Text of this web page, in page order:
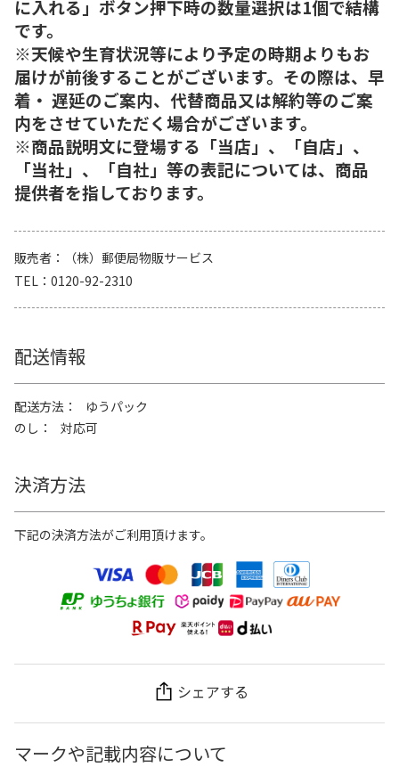
に入れる」ボタン押下時の数量選択は1個で結構
です。
※天候や生育状況等により予定の時期よりもお
届けが前後することがございます。その際は、早
着・ 遅延のご案内、代替商品又は解約等のご案
内をさせていただく場合がございます。
※商品説明文に登場する「当店」、「自店」、
「当社」、「自社」等の表記については、商品
提供者を指しております。
販売者
（株）郵便局物販サービス
TEL
0120-92-2310
配送情報
配送方法
ゆうパック
のし
対応可
決済方法
下記の決済方法がご利用頂けます。
シェアする
マークや記載内容について